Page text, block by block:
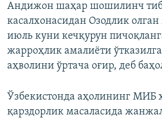
Андижон шаҳар шошилинч
касалхонасидан Озодлик
июль куни кечқурун
жарроҳлик амалиёти
аҳволини ўртача оғир, деб
Ўзбекистонда аҳолининг МИБ
қарздорлик масаласида